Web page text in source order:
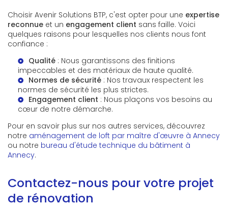
Choisir Avenir Solutions BTP, c'est opter pour une expertise
reconnue et un engagement client sans faille. Voici
quelques raisons pour lesquelles nos clients nous font
confiance :
Qualité : Nous garantissons des finitions
impeccables et des matériaux de haute qualité.
Normes de sécurité : Nos travaux respectent les
normes de sécurité les plus strictes.
Engagement client : Nous plaçons vos besoins au
cœur de notre démarche.
Pour en savoir plus sur nos autres services, découvrez
notre aménagement de loft par maître d'œuvre à Annecy
ou notre bureau d'étude technique du bâtiment à
Annecy.
Contactez-nous pour votre projet
de rénovation